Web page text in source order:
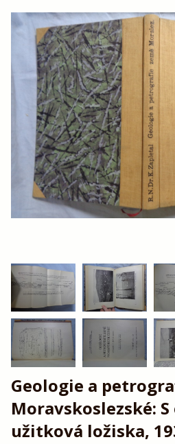
Geologie a
Moravskoslezské:
užitková ložiska,